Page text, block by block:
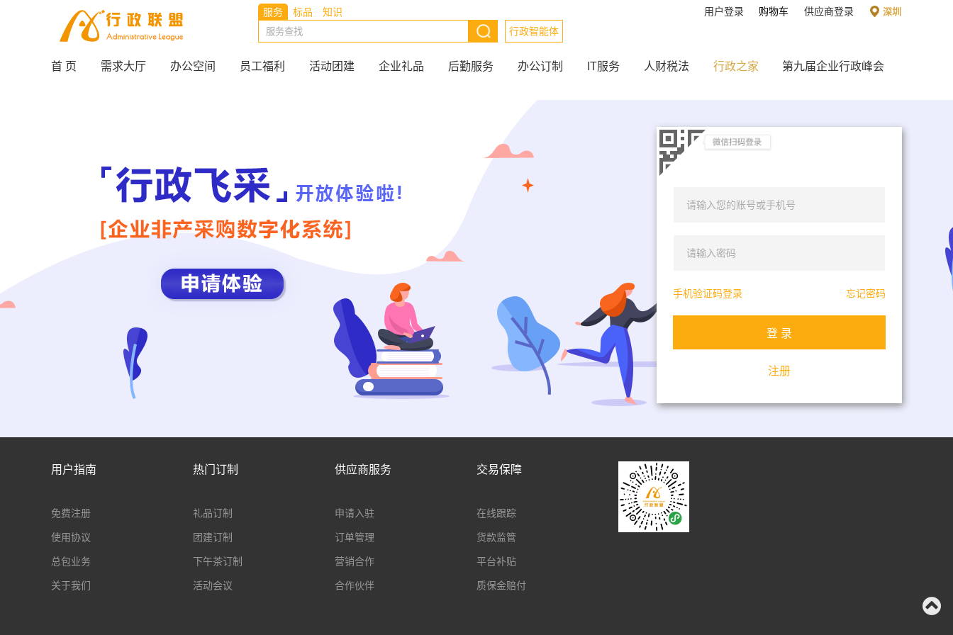
深圳
供应商登录
购物车
用户登录
服务 标品
知识
行政智能体
首 页 需求大厅 办公空间 员工福利 活动团建 企业礼品 后勤服务 办公订制 IT服务 人财税法 行政之家 第九届企业行政峰会
手机验证码登录 忘记密码
登 录
注册
用户指南
免费注册
使用协议
总包业务
关于我们
热门订制
礼品订制
团建订制
下午茶订制
活动会议
供应商服务
申请入驻
订单管理
营销合作
合作伙伴
交易保障
在线跟踪
货款监管
平台补贴
质保金赔付